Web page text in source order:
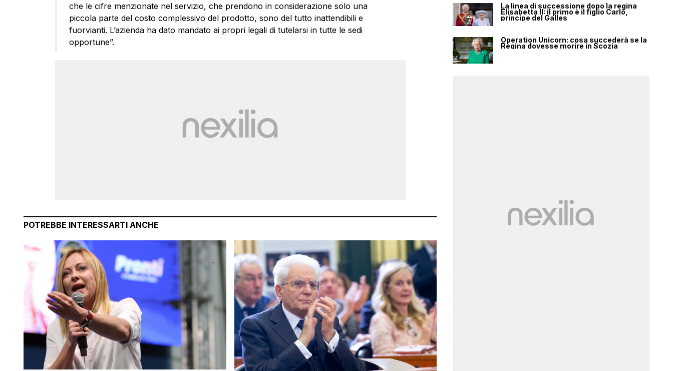
che le cifre menzionate nel servizio, che prendono in considerazione solo una
piccola parte del costo complessivo del prodotto, sono del tutto inattendibili e
fuorvianti. L’azienda ha dato mandato ai propri legali di tutelarsi in tutte le sedi
opportune”.
POTREBBE INTERESSARTI ANCHE
La linea di successione dopo la regina
Elisabetta II: il primo è il figlio Carlo,
principe del Galles
Operation Unicorn: cosa succederà se la
Regina dovesse morire in Scozia